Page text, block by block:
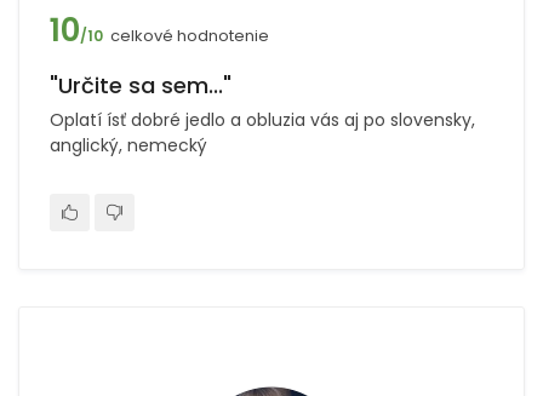
10/10 celkové hodnotenie
"Určite sa sem..."
Oplatí ísť dobré jedlo a obluzia vás aj po slovensky,
anglický, nemecký